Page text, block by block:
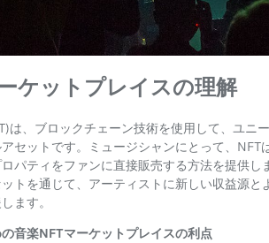
ケットプレイスの理解
は、ブロックチェーン技術を使用して、ユニ
セットです。ミュージシャンにとって、
パティをファンに直接販売する方法を提供
トを通じて、アーティストに新しい収益源
ます。
音楽NFTマーケットプレイスの利点